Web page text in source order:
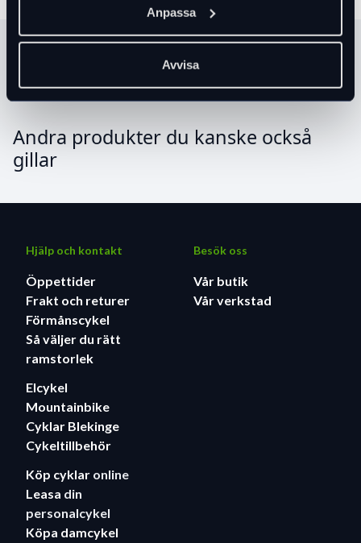
Anpassa
Avvisa
Produktrekommendationer
Andra produkter du kanske också
gillar
Hjälp och kontakt
Öppettider
Frakt och returer
Förmånscykel
Så väljer du rätt
ramstorlek
Elcykel
Mountainbike
Cyklar Blekinge
Cykeltillbehör
Köp cyklar online
Leasa din
personalcykel
Köpa damcykel
Besök oss
Vår butik
Vår verkstad